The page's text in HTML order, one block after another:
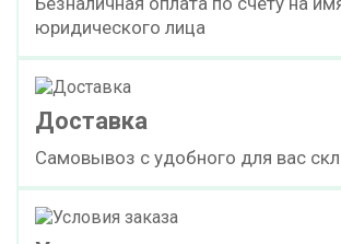
юридического лица
Доставка
Самовывоз с удобного для вас